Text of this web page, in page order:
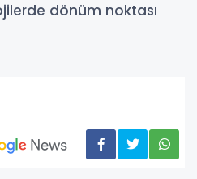
dönüm noktası